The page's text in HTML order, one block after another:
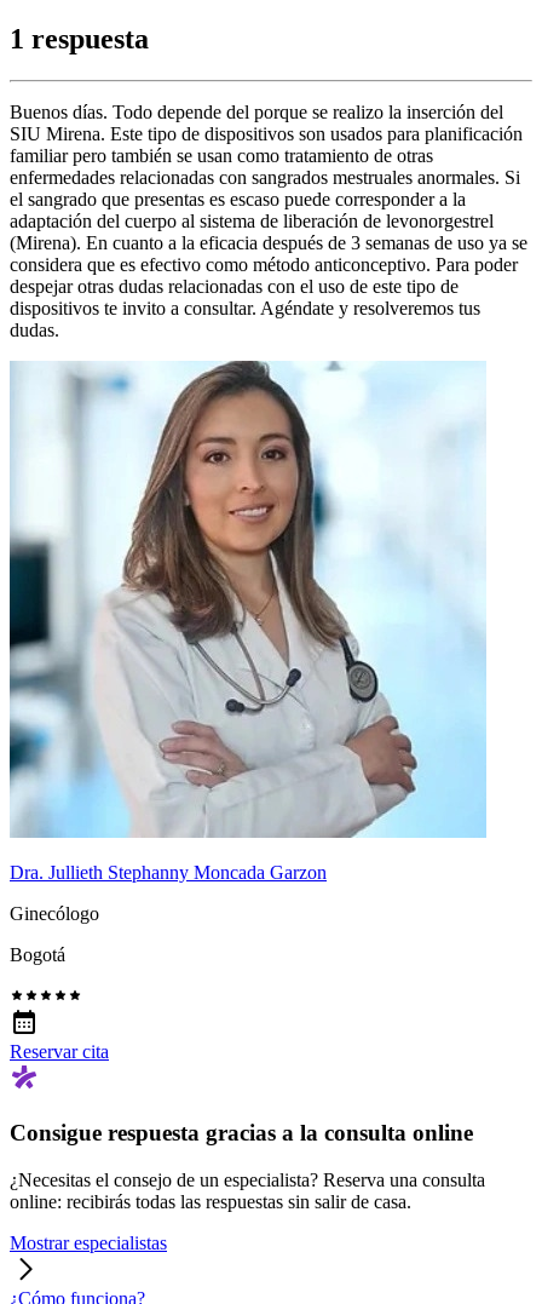
1 respuesta
Buenos días. Todo depende del porque se realizo la inserción del
SIU Mirena. Este tipo de dispositivos son usados para planificación
familiar pero también se usan como tratamiento de otras
enfermedades relacionadas con sangrados mestruales anormales. Si
el sangrado que presentas es escaso puede corresponder a la
adaptación del cuerpo al sistema de liberación de levonorgestrel
(Mirena). En cuanto a la eficacia después de 3 semanas de uso ya se
considera que es efectivo como método anticonceptivo. Para poder
despejar otras dudas relacionadas con el uso de este tipo de
dispositivos te invito a consultar. Agéndate y resolveremos tus
dudas.
Dra. Jullieth Stephanny Moncada Garzon
Ginecólogo
Bogotá
Reservar cita
Consigue respuesta gracias a la consulta online
¿Necesitas el consejo de un especialista? Reserva una consulta
online: recibirás todas las respuestas sin salir de casa.
Mostrar especialistas
¿Cómo funciona?